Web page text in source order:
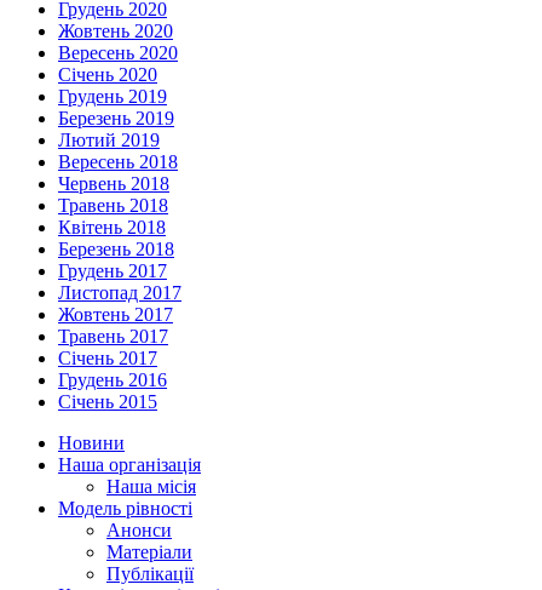
Грудень 2020
Жовтень 2020
Вересень 2020
Січень 2020
Грудень 2019
Березень 2019
Лютий 2019
Вересень 2018
Червень 2018
Травень 2018
Квітень 2018
Березень 2018
Грудень 2017
Листопад 2017
Жовтень 2017
Травень 2017
Січень 2017
Грудень 2016
Січень 2015
Новини
Наша організація
Наша місія
Модель рівності
Анонси
Матеріали
Публікації